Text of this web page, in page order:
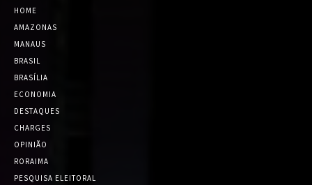
HOME
AMAZONAS
MANAUS
BRASIL
BRASÍLIA
ECONOMIA
DESTAQUES
CHARGES
OPINIÃO
RORAIMA
PESQUISA ELEITORAL